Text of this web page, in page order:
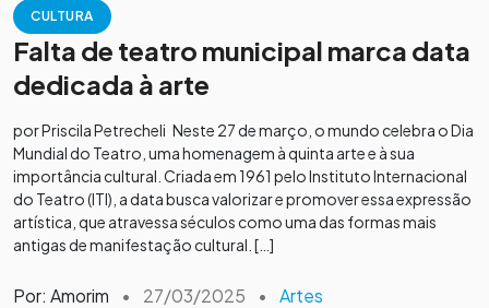
CULTURA
Falta de teatro municipal marca data
dedicada à arte
por Priscila Petrecheli Neste 27 de março, o mundo celebra o Dia
Mundial do Teatro, uma homenagem à quinta arte e à sua
importância cultural. Criada em 1961 pelo Instituto Internacional
do Teatro (ITI), a data busca valorizar e promover essa expressão
artística, que atravessa séculos como uma das formas mais
antigas de manifestação cultural. […]
Por: Amorim • 27/03/2025 • Artes